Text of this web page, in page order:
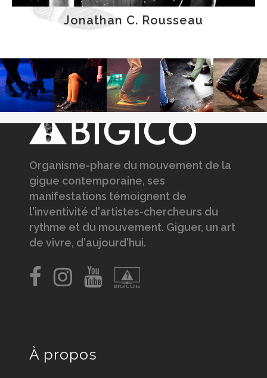
chorégraphiques qui abordent les
phénomènes macroscopiques et
Photo : Anne-Marie Baribeau)
Jonathan C. Rousseau
Organisme-phare du mouvement de la
gigue contemporaine, ses
manifestations témoignent de
l'inventivité d'artistes-chercheurs du
rythme et du mouvement. Giguer, un art
de vivre, d'aujourd'hui.
À propos